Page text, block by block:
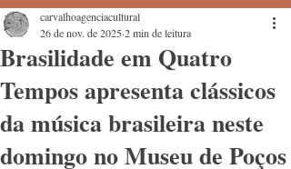
Brasilidade em Quatro
Tempos apresenta clássicos
da música brasileira neste
domingo no Museu de Poços
carvalhoagenciacultural
26 de nov. de 20252 min de leitura